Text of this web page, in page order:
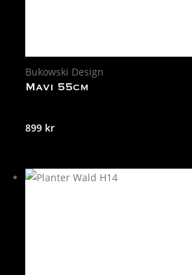
Bukowski Design
Mavi 55cm
899 kr